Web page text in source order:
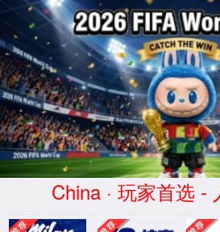
页面没有